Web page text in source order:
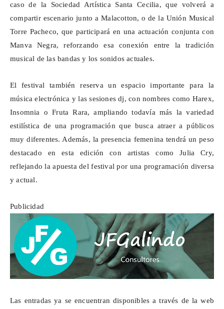
caso de la Sociedad Artística Santa Cecilia, que volverá a
compartir escenario junto aMalacotton, o de la Unión Musical
Torre Pacheco, que participará en una actuación conjunta con
Manva Negra, reforzando esa conexión entre la tradición
musical de las bandas y los sonidos actuales.
El festival también reserva un espacio importante para la
música electrónica y las sesiones dj, con nombres como Harex,
Insomnia
o Fruta Rara, ampliando todavía más la variedad
estilística de una programación que busca atraer a públicos
muy diferentes. Además, la presencia femenina tendrá un peso
destacado en esta edición con artistas como Julia Cry,
reflejando la apuesta del festival por una programación diversa
y actual.
Publicidad
Las entradas ya se encuentran disponibles a través de la web